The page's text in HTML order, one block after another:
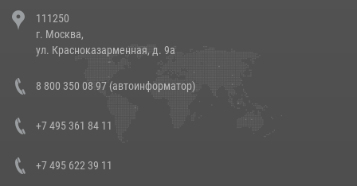
напавших на бригаду скорой помощи (видео)
14 июля 2026, 12:20
В Росгвардии прошла военно-научная конференция по обобщению
боевого опыта
111250
г. Москва,
ул. Красноказарменная, д. 9а
8 800 350 08 97 (автоинформатор)
+7 495 361 84 11
+7 495 622 39 11